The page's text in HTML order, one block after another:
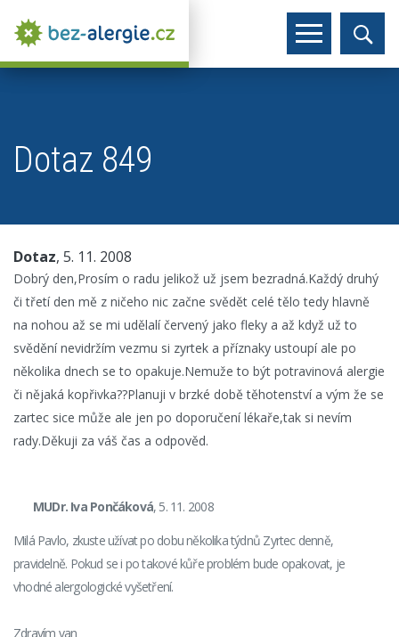
Dotaz 849
Dotaz, 5. 11. 2008
Dobrý den,Prosím o radu jelikož už jsem bezradná.Každý druhý
či třetí den mě z ničeho nic začne svědět celé tělo tedy hlavně
na nohou až se mi udělalí červený jako fleky a až když už to
svědění nevidržím vezmu si zyrtek a příznaky ustoupí ale po
několika dnech se to opakuje.Nemuže to být potravinová alergie
či nějaká kopřivka??Planuji v brzké době těhotenství a vým že se
zartec sice může ale jen po doporučení lékaře,tak si nevím
rady.Děkuji za váš čas a odpověd.
MUDr. Iva Pončáková, 5. 11. 2008
Milá Pavlo, zkuste užívat po dobu několika týdnů Zyrtec denně,
pravidelně. Pokud se i po takové kůře problém bude opakovat, je
vhodné alergologické vyšetření.
Zdravím van